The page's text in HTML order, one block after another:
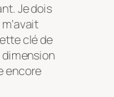
Je dois
clé de
encore